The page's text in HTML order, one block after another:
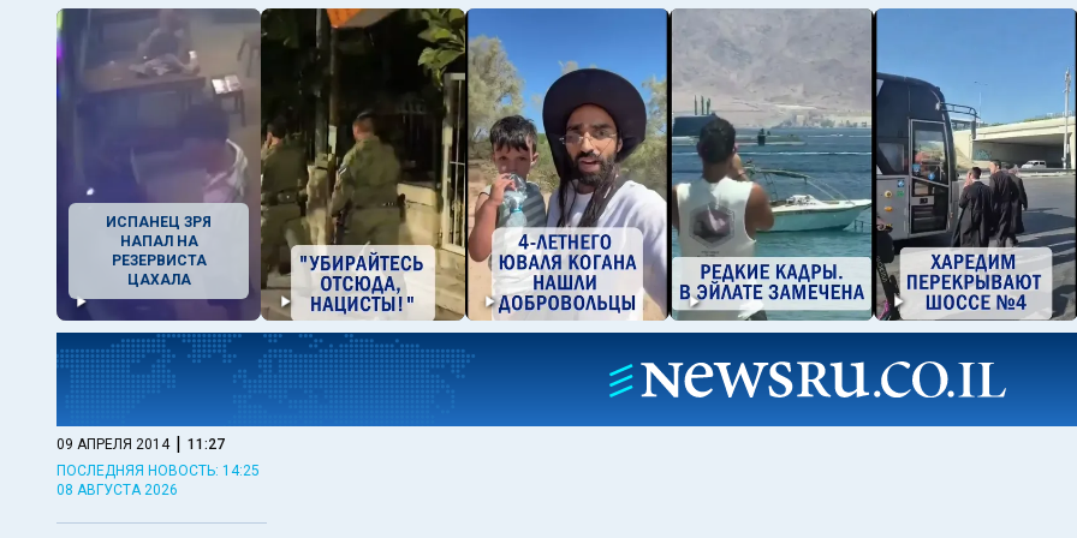
ИСПАНЕЦ ЗРЯ
НАПАЛ НА
РЕЗЕРВИСТА
ЦАХАЛА
09 АПРЕЛЯ 2014 | 11:27
ПОСЛЕДНЯЯ НОВОСТЬ: 14:25
08 АВГУСТА 2026